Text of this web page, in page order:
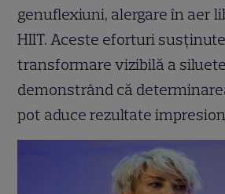
genuflexiuni, alergare în aer
HIIT. Aceste eforturi
transformare vizibilă a
demonstrând că
pot aduce rezultate